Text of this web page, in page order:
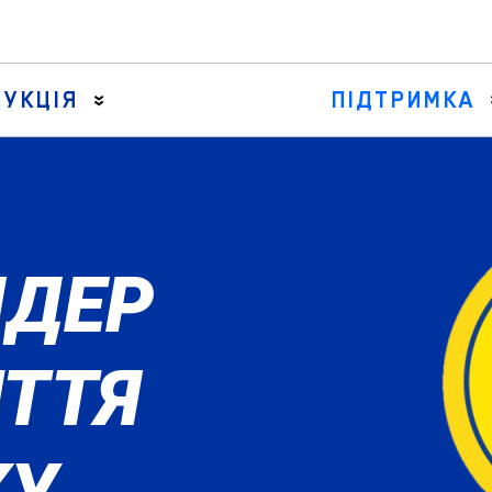
Комплекти манжет рульової рейки
Вузли рульових тяг
ПІДТРИМКА